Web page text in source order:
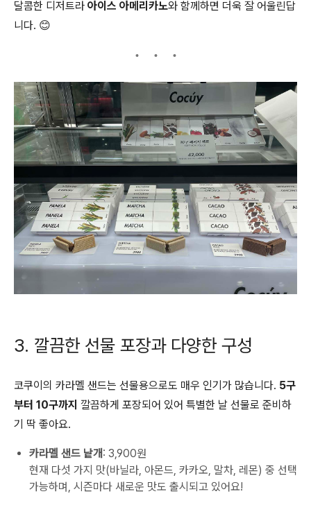
달콤한 디저트라 아이스 아메리카노와 함께하면 더욱 잘 어울린답
니다. 😊
3. 깔끔한 선물 포장과 다양한 구성
코쿠이의 카라멜 샌드는 선물용으로도 매우 인기가 많습니다. 5구
부터 10구까지 깔끔하게 포장되어 있어 특별한 날 선물로 준비하
기 딱 좋아요.
카라멜 샌드 낱개 : 3,900원
현재 다섯 가지 맛(바닐라, 아몬드, 카카오, 말차, 레몬) 중 선택
가능하며, 시즌마다 새로운 맛도 출시되고 있어요!